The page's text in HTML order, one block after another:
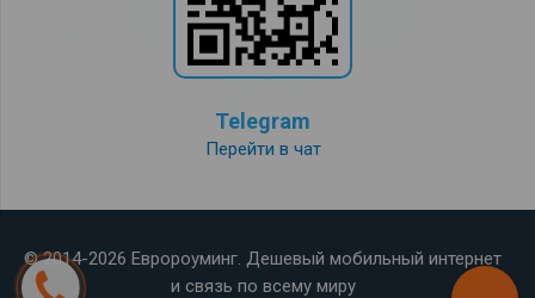
Telegram
Перейти в чат
© 2014-2026 Евророуминг. Дешевый мобильный интернет
и связь по всему миру